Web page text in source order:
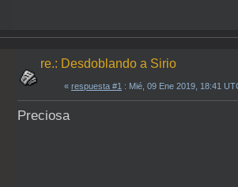
re.: Desdoblando a Sirio
« respuesta #1 : Mié, 09 Ene 2019, 18:41
Preciosa